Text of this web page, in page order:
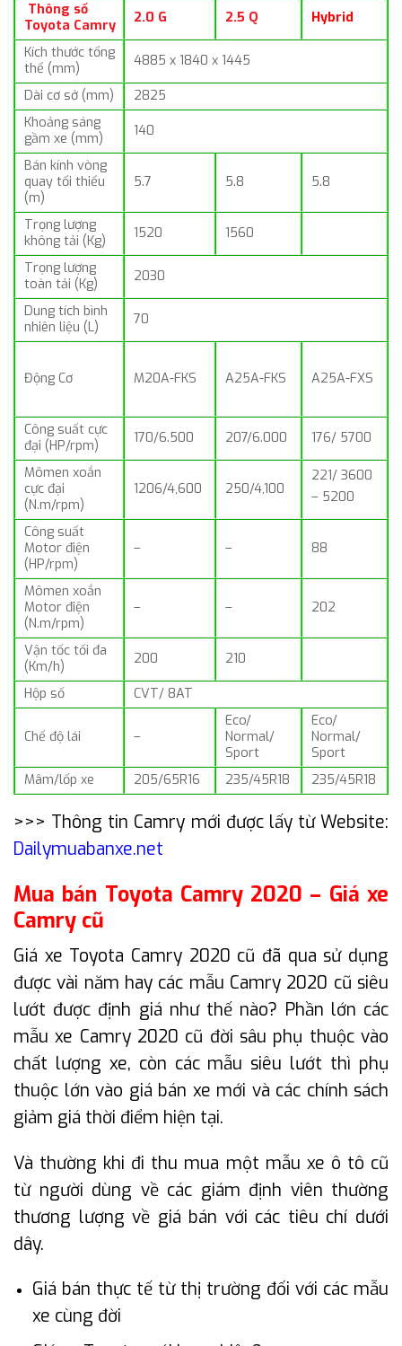
Thông số
Toyota Camry
2.0 G 2.5 Q Hybrid
Kích thước tổng
thể (mm)
4885 x 1840 x 1445
Dài cơ sở (mm)
2825
Khoảng sáng
gầm xe (mm)
140
Bán kính vòng
quay tối thiểu
(m)
5.7 5.8 5.8
Trọng lượng
không tải (Kg)
1520 1560
Trọng lượng
toàn tải (Kg)
2030
Dung tích bình
nhiên liệu (L)
70
Động Cơ M20A-FKS A25A-FKS A25A-FXS
Công suất cực
đại (HP/rpm)
170/6.500 207/6.000 176/ 5700
Mômen xoắn
cực đại
(N.m/rpm)
1206/4,600 250/4,100
221/ 3600
– 5200
Công suất
Motor điện
(HP/rpm)
– – 88
Mômen xoắn
Motor điện
(N.m/rpm)
– – 202
Vận tốc tối đa
(Km/h)
200 210
Hộp số CVT/ 8AT
Chế độ lái –
Eco/
Normal/
Sport
Eco/
Normal/
Sport
Mâm/lốp xe
205/65R16 235/45R18 235/45R18
>>> Thông tin Camry mới được lấy từ Website:
Dailymuabanxe.net
Mua bán Toyota Camry 2020 – Giá xe
Camry cũ
Giá xe Toyota Camry 2020 cũ đã qua sử dụng
được vài năm hay các mẫu Camry 2020 cũ siêu
lướt được định giá như thế nào? Phần lớn các
mẫu xe Camry 2020 cũ đời sâu phụ thuộc vào
chất lượng xe, còn các mẫu siêu lướt thì phụ
thuộc lớn vào giá bán xe mới và các chính sách
giảm giá thời điểm hiện tại.
Và thường khi đi thu mua một mẫu xe ô tô cũ
từ người dùng về các giám định viên thường
thương lượng về giá bán với các tiêu chí dưới
dây.
Giá bán thực tế từ thị trường đối với các mẫu
xe cùng đời